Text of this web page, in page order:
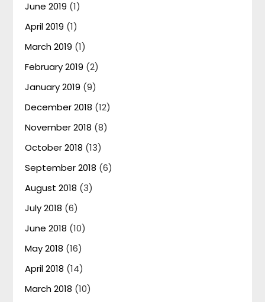
June 2019 (1)
April 2019 (1)
March 2019 (1)
February 2019 (2)
January 2019 (9)
December 2018 (12)
November 2018 (8)
October 2018 (13)
September 2018 (6)
August 2018 (3)
July 2018 (6)
June 2018 (10)
May 2018 (16)
April 2018 (14)
March 2018 (10)